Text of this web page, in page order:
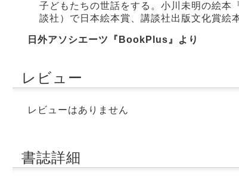
子どもたちの世話をする。小川未明の絵本
談社）で日本絵本賞、講談社出版文化賞絵
日外アソシエーツ『BookPlus』より
レビュー
レビューはありません
書誌詳細